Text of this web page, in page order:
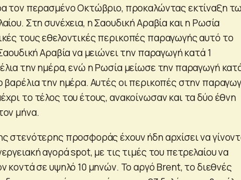
τον περασμένο Οκτώβριο, προκαλώντας εκτίναξη
Στη συνέχεια, η Σαουδική Αραβία και η Ρωσία
τους εθελοντικές περικοπές παραγωγής αυτό το
Αραβία να μειώνει την παραγωγή κατά 1
την ημέρα, ενώ η Ρωσία μείωσε την παραγωγή
βαρέλια την ημέρα. Αυτές οι περικοπές στην
το τέλος του έτους, ανακοίνωσαν και τα δύο έθνη
μήνα.
στενότερης προσφοράς έχουν ήδη αρχίσει να
αγορά spot, με τις τιμές του πετρελαίου να
κοντά σε υψηλό 10 μηνών. Το αργό Brent, το διεθνές